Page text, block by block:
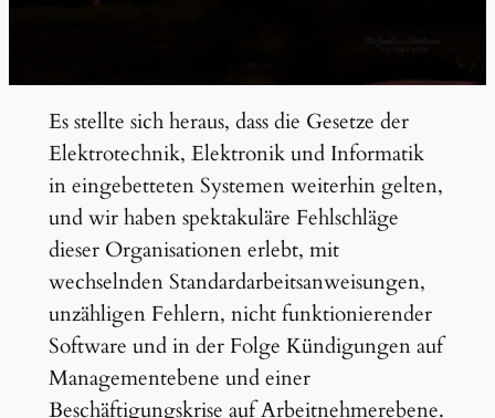
Es stellte sich heraus, dass die Gesetze der
Elektrotechnik, Elektronik und Informatik
in eingebetteten Systemen weiterhin gelten,
und wir haben spektakuläre Fehlschläge
dieser Organisationen erlebt, mit
wechselnden Standardarbeitsanweisungen,
unzähligen Fehlern, nicht funktionierender
Software und in der Folge Kündigungen auf
Managementebene und einer
Beschäftigungskrise auf Arbeitnehmerebene.